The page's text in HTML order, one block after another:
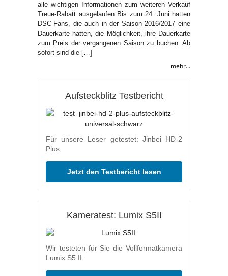
alle wichtigen Informationen zum weiteren Verkauf
Treue-Rabatt ausgelaufen Bis zum 24. Juni hatten
DSC-Fans, die auch in der Saison 2016/2017 eine
Dauerkarte hatten, die Möglichkeit, ihre Dauerkarte
zum Preis der vergangenen Saison zu buchen. Ab
sofort sind die […]
mehr...
Aufsteckblitz Testbericht
Für unsere Leser getestet: Jinbei HD-2
Plus.
Jetzt den Testbericht lesen
Kameratest: Lumix S5II
Wir testeten für Sie die Vollformatkamera
Lumix S5 II.